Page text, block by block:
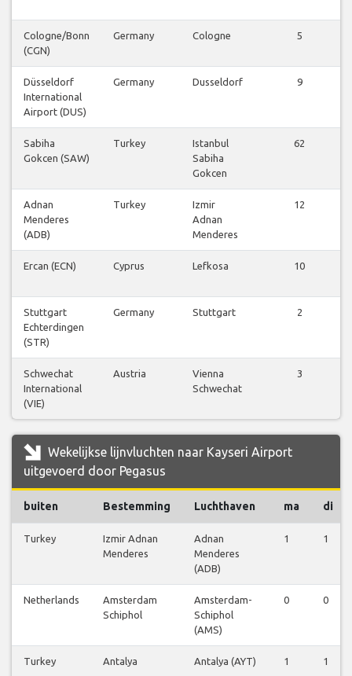
Cologne/Bonn
(CGN)
Germany Cologne 5
Düsseldorf
International
Airport (DUS)
Germany Dusseldorf 9
Sabiha
Gokcen (SAW)
Turkey
Istanbul
Sabiha
Gokcen
62
Adnan
Menderes
(ADB)
Turkey
Izmir
Adnan
Menderes
12
Ercan (ECN) Cyprus Lefkosa 10
Stuttgart
Echterdingen
(STR)
Germany Stuttgart 2
Schwechat
International
(VIE)
Austria
Vienna
Schwechat
3
Wekelijkse lijnvluchten naar Kayseri Airport
uitgevoerd door Pegasus
buiten Bestemming Luchthaven ma di
Turkey
Izmir Adnan
Menderes
Adnan
Menderes
(ADB)
1 1
Netherlands
Amsterdam
Schiphol
Amsterdam-
Schiphol
(AMS)
0 0
Turkey Antalya Antalya (AYT) 1 1